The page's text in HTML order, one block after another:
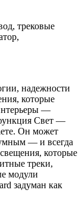
трековые
надежности
которые
—
Свет —
Он может
— и всегда
которые
треки,
модули
задуман как